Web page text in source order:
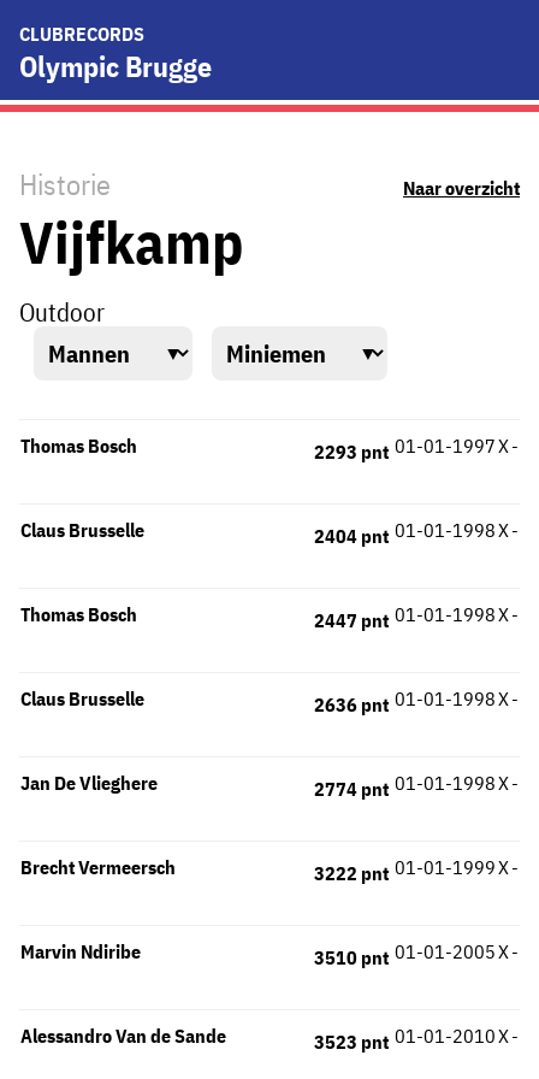
CLUBRECORDS
Olympic Brugge
Historie Naar overzicht
Vijfkamp
Outdoor
Thomas Bosch X
2293 pnt -
01-01-1997
Claus Brusselle X
2404 pnt -
01-01-1998
Thomas Bosch X
2447 pnt -
01-01-1998
Claus Brusselle X
2636 pnt -
01-01-1998
Jan De Vlieghere X
2774 pnt -
01-01-1998
Brecht Vermeersch X
3222 pnt -
01-01-1999
Marvin Ndiribe X
3510 pnt -
01-01-2005
Alessandro Van de Sande X
3523 pnt -
01-01-2010